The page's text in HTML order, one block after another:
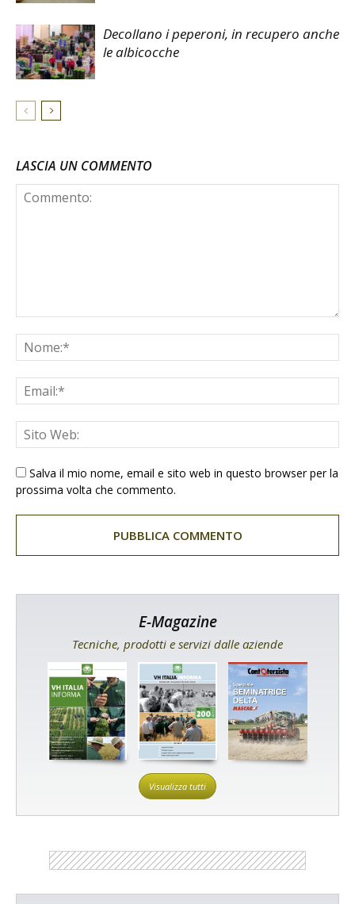
Decollano i peperoni, in recupero anche
le albicocche
LASCIA UN COMMENTO
Salva il mio nome, email e sito web in questo browser per la
prossima volta che commento.
E-Magazine
Tecniche, prodotti e servizi dalle aziende
Visualizza tutti